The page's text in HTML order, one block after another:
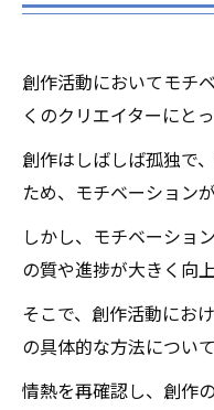
創作活動においてモチ
くのクリエイターにと
創作はしばしば孤独で
ため、モチベーション
しかし、モチベーショ
の質や進捗が大きく向上
そこで、創作活動にお
の具体的な方法につい
情熱を再確認し、創作